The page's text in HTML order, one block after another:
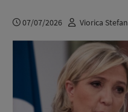
07/07/2026 Viorica Stefan